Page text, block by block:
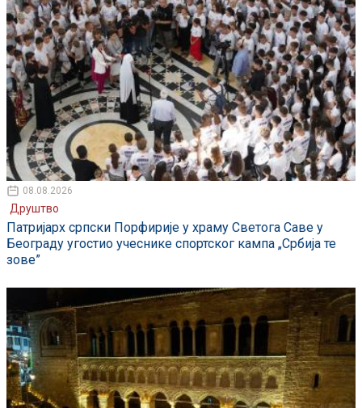
08.08.2026
Друштво
Патријарх српски Порфирије у храму Светога Саве у
Београду угостио учеснике спортског кампа „Србија те
зове”